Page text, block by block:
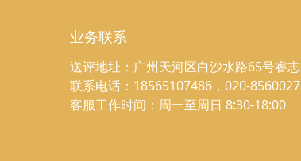
业务联系
送评地址：广州天河区白沙水路65号睿
联系电话：18565107486，020-
客服工作时间：周一至周日 8:30-18:00